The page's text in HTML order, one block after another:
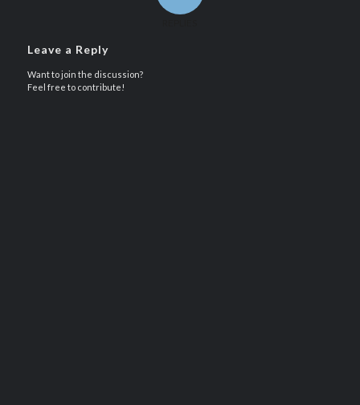
Leave a Reply
Want to join the discussion?
Feel free to contribute!